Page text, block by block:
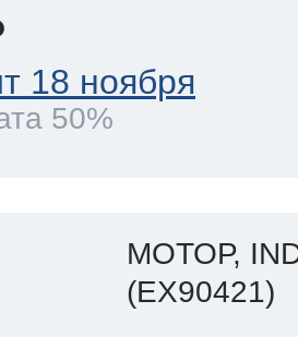
18 ноября
50%
МОТОР,
(EX90421)